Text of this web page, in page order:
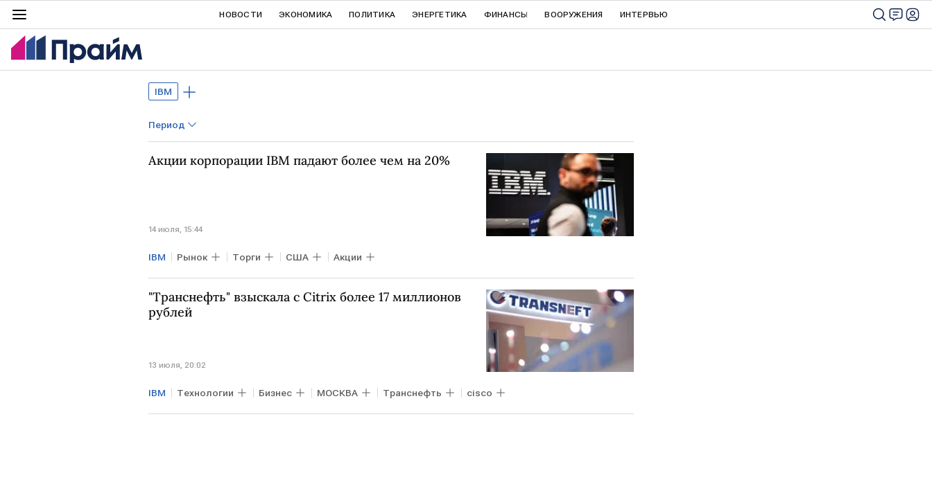
НОВОСТИ ЭКОНОМИКА ПОЛИТИКА ЭНЕРГЕТИКА ФИНАНСЫ ВООРУЖЕНИЯ ИНТЕРВЬЮ
IBM
Период
Акции корпорации IBM падают более чем на 20%
14 июля, 15:44
IBM Рынок Торги США Акции
"Транснефть" взыскала с Citrix более 17 миллионов
рублей
13 июля, 20:02
IBM Технологии Бизнес МОСКВА Транснефть cisco